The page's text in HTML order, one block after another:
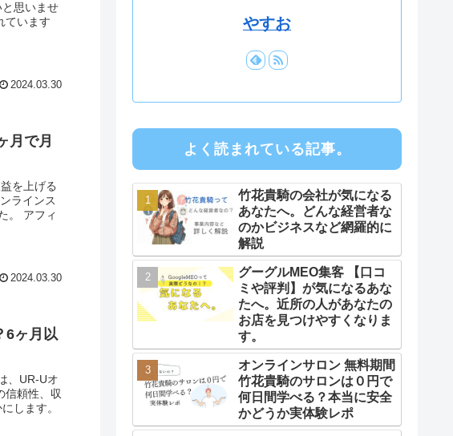
思いませ
ています
2024.03.30
月で月
を上げる
ラインス
。 アフィ
2024.03.30
6ヶ月以
、UR-Uオ
信頼性、収
します。
やすお
よく読まれている記事。
竹花貴騎の会社が気になる
あなたへ。どんな経営者な
のかビジネスなど網羅的に
解説
グーグルMEO集客 【口コ
ミや評判】が気になるあな
たへ。近所の人があなたの
お店を見つけやすくなりま
す。
オンラインサロン 無料期間
竹花貴騎のサロンは０円で
何日間学べる？本当に安全
かどうか実体験レポ